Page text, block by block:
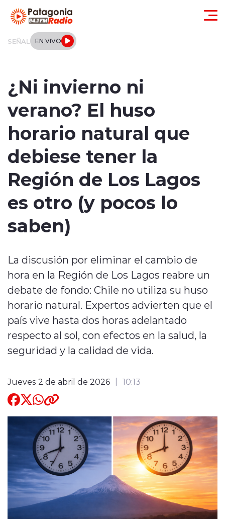
SEÑAL EN VIVO
Tendencias
Internacional
Deportes
Entrevistas
modo claro
¿Ni invierno ni
verano? El huso
horario natural que
debiese tener la
Región de Los Lagos
es otro (y pocos lo
saben)
La discusión por eliminar el cambio de
hora en la Región de Los Lagos reabre un
debate de fondo: Chile no utiliza su huso
horario natural. Expertos advierten que el
país vive hasta dos horas adelantado
respecto al sol, con efectos en la salud, la
seguridad y la calidad de vida.
Jueves 2 de abril de 2026 10:13